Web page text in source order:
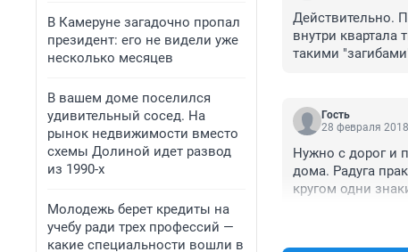
В Камеруне загадочно пропал
президент: его не видели уже
несколько месяцев
В вашем доме поселился
удивительный сосед. На
рынок недвижимости вместо
схемы Долиной идет развод
из 1990-х
Молодежь берет кредиты на
учебу ради трех профессий —
какие специальности вошли в
Действительно.
внутри квартала
такими
можно больше
Сибири земли
Гость
28 февраля
Нужно с дорог и
дома. Радуга
кругом одни